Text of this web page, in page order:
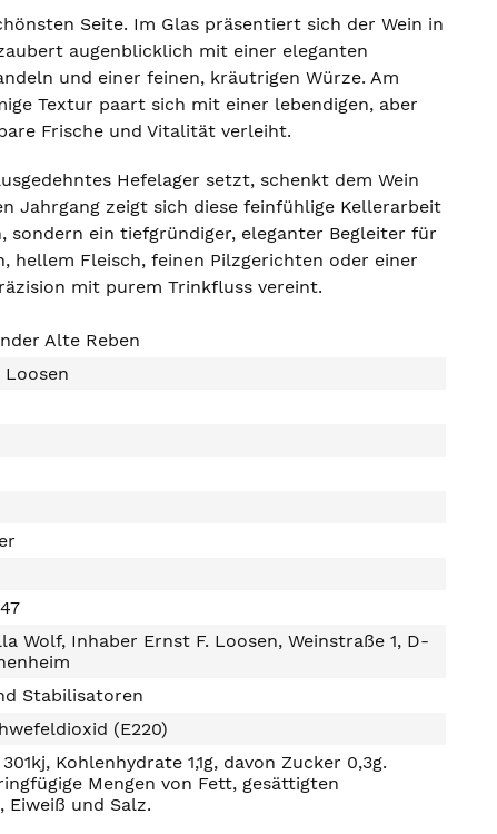
Seite. Im Glas präsentiert sich der Wein in
augenblicklich mit einer eleganten
und einer feinen, kräutrigen Würze. Am
Textur paart sich mit einer lebendigen, aber
Frische und Vitalität verleiht.
Hefelager setzt, schenkt dem Wein
Jahrgang zeigt sich diese feinfühlige Kellerarbeit
ein tiefgründiger, eleganter Begleiter für
hellem Fleisch, feinen Pilzgerichten oder einer
mit purem Trinkfluss vereint.
Alte Reben
Wolf, Inhaber Ernst F. Loosen, Weinstraße 1, D-
Stabilisatoren
(E220)
Kohlenhydrate 1,1g, davon Zucker 0,3g.
Mengen von Fett, gesättigten
Eiweiß und Salz.